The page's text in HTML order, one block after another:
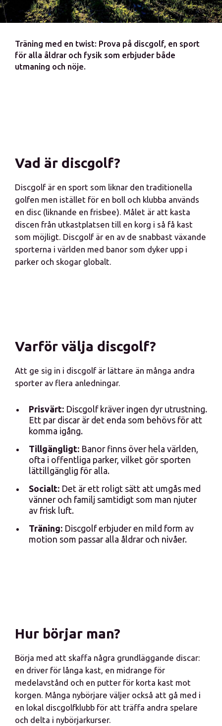
Träning med en twist: Prova på discgolf, en sport
för alla åldrar och fysik som erbjuder både
utmaning och nöje.
Vad är discgolf?
Discgolf är en sport som liknar den traditionella
golfen men istället för en boll och klubba används
en disc (liknande en frisbee). Målet är att kasta
discen från utkastplatsen till en korg i så få kast
som möjligt. Discgolf är en av de snabbast växande
sporterna i världen med banor som dyker upp i
parker och skogar globalt.
Varför välja discgolf?
Att ge sig in i discgolf är lättare än många andra
sporter av flera anledningar.
Prisvärt: Discgolf kräver ingen dyr utrustning.
Ett par discar är det enda som behövs för att
komma igång.
Tillgängligt: Banor finns över hela världen,
ofta i offentliga parker, vilket gör sporten
lättillgänglig för alla.
Socialt: Det är ett roligt sätt att umgås med
vänner och familj samtidigt som man njuter
av frisk luft.
Träning: Discgolf erbjuder en mild form av
motion som passar alla åldrar och nivåer.
Hur börjar man?
Börja med att skaffa några grundläggande discar:
en driver för långa kast, en midrange för
medelavstånd och en putter för korta kast mot
korgen. Många nybörjare väljer också att gå med i
en lokal discgolfklubb för att träffa andra spelare
och delta i nybörjarkurser.